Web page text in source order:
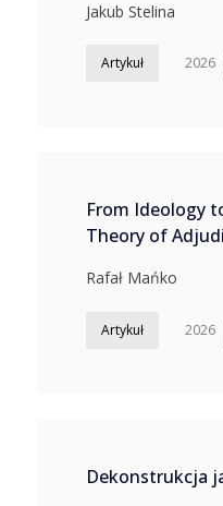
Jakub Stelina
Artykuł 2026
From Ideology
Theory of
Rafał Mańko
Artykuł 2026
Dekonstrukcja